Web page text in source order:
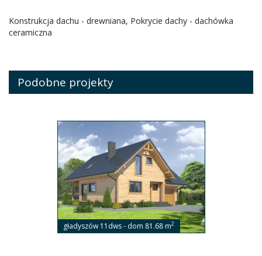
Konstrukcja dachu - drewniana, Pokrycie dachy - dachówka
ceramiczna
Podobne projekty
gładyszów 11dws - dom 81.68 m2